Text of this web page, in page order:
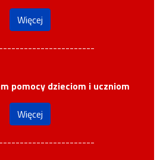
Więcej
pomocy dzieciom i uczniom
Więcej